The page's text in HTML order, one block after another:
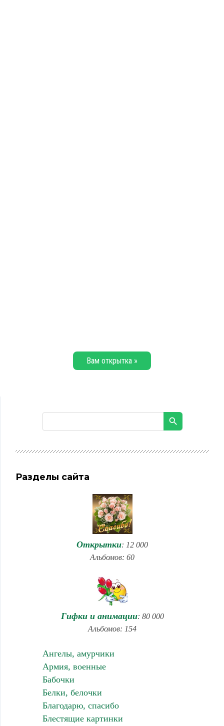
Вам открытка »
Разделы сайта
Открытки: 12 000
Альбомов: 60
Гифки и анимации: 80 000
Альбомов: 154
Ангелы, амурчики
Армия, военные
Бабочки
Белки, белочки
Благодарю, спасибо
Блестящие картинки